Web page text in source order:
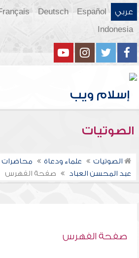
عربي Español
Deutsch
Indonesia
الصوتيات
الصوتيات علماء ودعاة
محاضرات
عبد المحسن العباد
صفحة الفهرس
صفحة الفهرس